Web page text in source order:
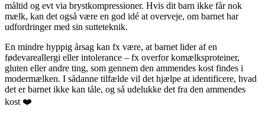
måltid og evt via brystkompressioner. Hvis dit barn ikke får nok
mælk, kan det også være en god idé at overveje, om barnet har
udfordringer med sin sutteteknik.
En mindre hyppig årsag kan fx være, at barnet lider af en
fødevareallergi eller intolerance – fx overfor komælksproteiner,
gluten eller andre ting, som gennem den ammendes kost findes i
modermælken. I sådanne tilfælde vil det hjælpe at identificere, hvad
det er barnet ikke kan tåle, og så udelukke det fra den ammendes
kost ❤️